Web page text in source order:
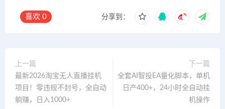
喜欢 0 分享到：
上一篇
最新2026淘宝无人直播挂机
项目！零违规不封号，全自动
躺赚，日入1000+
下一篇
全套AI智投EA量化脚本，单机
日产400+，24小时全自动挂
机操作